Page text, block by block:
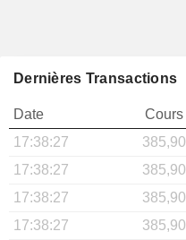
Dernières Transactions
Date Cours
17:38:27
385,90
17:38:27
385,90
17:38:27
385,90
17:38:27
385,90